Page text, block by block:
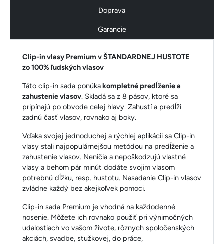
Doprava
Garancie
Clip-in vlasy Premium v ŠTANDARDNEJ HUSTOTE
zo 100% ľudských vlasov
Táto clip-in sada ponúkakompletné predĺženie a
zahustenie vlasov. Skladá sa z 8 pásov, ktoré sa
pripínajú po obvode celej hlavy. Zahustí a predĺži
zadnú časť vlasov, rovnako aj boky.
Vďaka svojej jednoduchej a rýchlej aplikácii sa Clip-in
vlasy stali najpopulárnejšou metódou na predĺženie a
zahustenie vlasov. Neničia a nepoškodzujú vlastné
vlasy a behom pár minút dodáte svojim vlasom
potrebnú dĺžku, resp. hustotu. Nasadanie Clip-in vlasov
zvládne každý bez akejkoľvek pomoci.
Clip-in sada Premium je vhodná na každodenné
nosenie. Môžete ich rovnako použiť pri výnimočných
udalostiach vo vašom živote, rôznych spoločenských
akciách, svadbe, stužkovej, do práce,